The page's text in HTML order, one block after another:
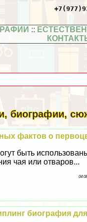
::
биографии,
фактов о
быть
чая или отваров...
04
биография